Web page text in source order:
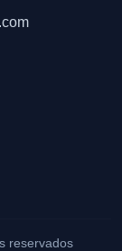
reservados